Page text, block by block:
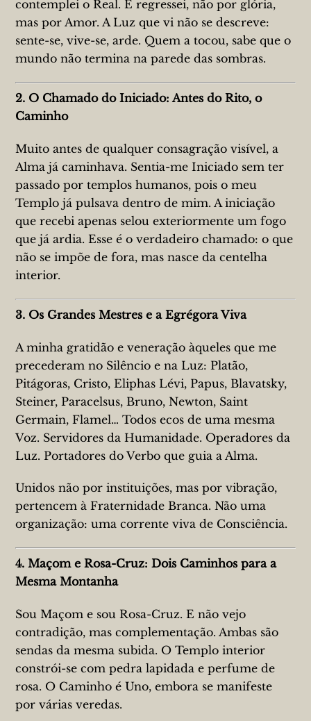
contemplei o Real. E regressei, não por glória,
mas por Amor. A Luz que vi não se descreve:
sente-se, vive-se, arde. Quem a tocou, sabe que o
mundo não termina na parede das sombras.
2. O Chamado do Iniciado: Antes do Rito, o
Caminho
Muito antes de qualquer consagração visível, a
Alma já caminhava. Sentia-me Iniciado sem ter
passado por templos humanos, pois o meu
Templo já pulsava dentro de mim. A iniciação
que recebi apenas selou exteriormente um fogo
que já ardia. Esse é o verdadeiro chamado: o que
não se impõe de fora, mas nasce da centelha
interior.
3. Os Grandes Mestres e a Egrégora Viva
A minha gratidão e veneração àqueles que me
precederam no Silêncio e na Luz: Platão,
Pitágoras, Cristo, Eliphas Lévi, Papus, Blavatsky,
Steiner, Paracelsus, Bruno, Newton, Saint
Germain, Flamel… Todos ecos de uma mesma
Voz. Servidores da Humanidade. Operadores da
Luz. Portadores do Verbo que guia a Alma.
Unidos não por instituições, mas por vibração,
pertencem à Fraternidade Branca. Não uma
organização: uma corrente viva de Consciência.
4. Maçom e Rosa-Cruz: Dois Caminhos para a
Mesma Montanha
Sou Maçom e sou Rosa-Cruz. E não vejo
contradição, mas complementação. Ambas são
sendas da mesma subida. O Templo interior
constrói-se com pedra lapidada e perfume de
rosa. O Caminho é Uno, embora se manifeste
por várias veredas.